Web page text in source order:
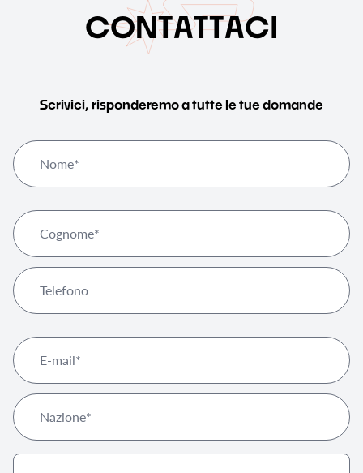
CONTATTACI
Scrivici, risponderemo a tutte le tue domande